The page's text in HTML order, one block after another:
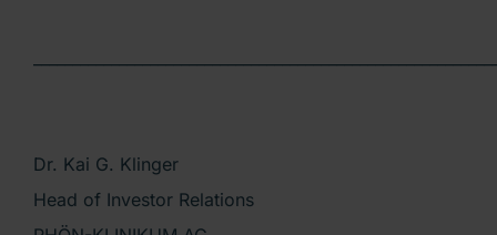
Dr. Kai G. Klinger
Head of Investor Relations